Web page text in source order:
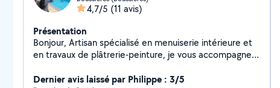
4,7/5 (11 avis)
Présentation
Bonjour, Artisan spécialisé en menuiserie intérieure et
en travaux de plâtrerie-peinture, je vous accompagne
avec sérieux et savoir-faire. Parcours : 2 ans
Dernier avis laissé par Philippe : 3/5